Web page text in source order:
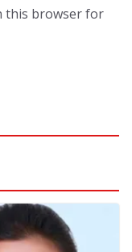
this browser for